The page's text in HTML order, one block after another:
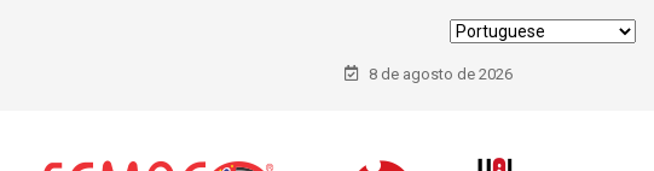
8 de agosto de 2026